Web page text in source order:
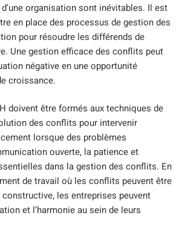
organisation sont inévitables. Il est
en place des processus de gestion des
pour résoudre les différends de
Une gestion efficace des conflits peut
négative en une opportunité
croissance.
doivent être formés aux techniques de
des conflits pour intervenir
lorsque des problèmes
ouverte, la patience et
dans la gestion des conflits. En
de travail où les conflits peuvent être
les entreprises peuvent
et l’harmonie au sein de leurs